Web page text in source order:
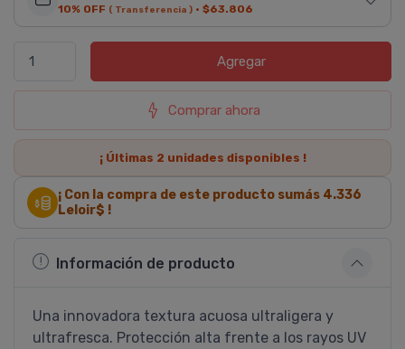
10% OFF ( Transferencia ) · $63.806
Agregar
Comprar ahora
¡ Últimas 2 unidades disponibles !
¡ Con la compra de este producto sumás 4.336
Leloir$ !
Información de producto
Una innovadora textura acuosa ultraligera y
ultrafresca. Protección alta frente a los rayos UV